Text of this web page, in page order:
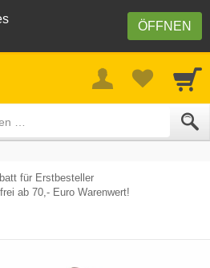
ÖFFNEN
für Erstbesteller
ab 70,- Euro Warenwert!